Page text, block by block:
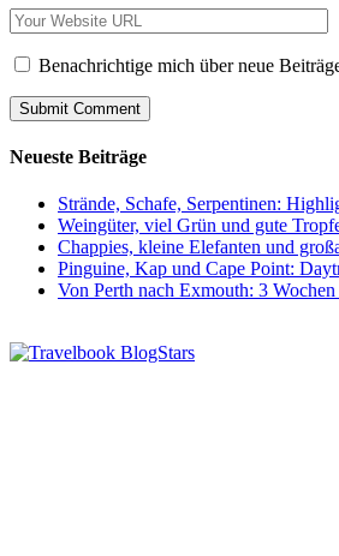
Benachrichtige mich über neue
Neueste Beiträge
Strände, Schafe, Serpentinen:
Weingüter, viel Grün und gute
Chappies, kleine Elefanten und
Pinguine, Kap und Cape Point:
Von Perth nach Exmouth: 3